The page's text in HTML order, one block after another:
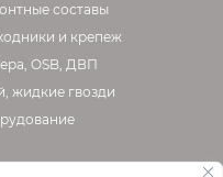
составы
и крепеж
OSB, ДВП
жидкие гвозди